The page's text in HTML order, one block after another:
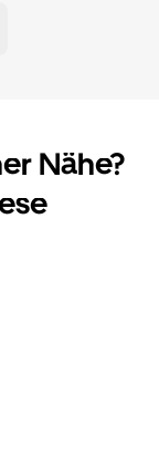
Nähe?